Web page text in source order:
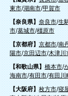
東市/湖南市/甲賀市
【奈良県】 奈良市/生
市/葛城市/橿原市
【京都府】 京都市/南
陽市/京田辺市/木津川
【和歌山県】 橋本市/
海南市/有田市/有田川
【大阪府】 枚方市/寝